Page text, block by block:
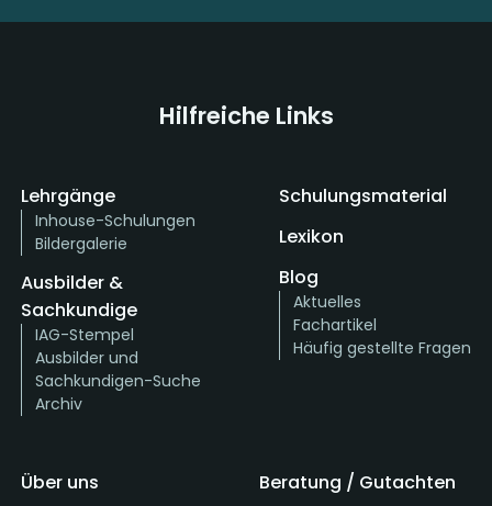
Hilfreiche Links
Lehrgänge
Inhouse-Schulungen
Bildergalerie
Ausbilder &
Sachkundige
IAG-Stempel
Ausbilder und
Sachkundigen-Suche
Archiv
Schulungsmaterial
Lexikon
Blog
Aktuelles
Fachartikel
Häufig gestellte Fragen
Über uns Beratung / Gutachten